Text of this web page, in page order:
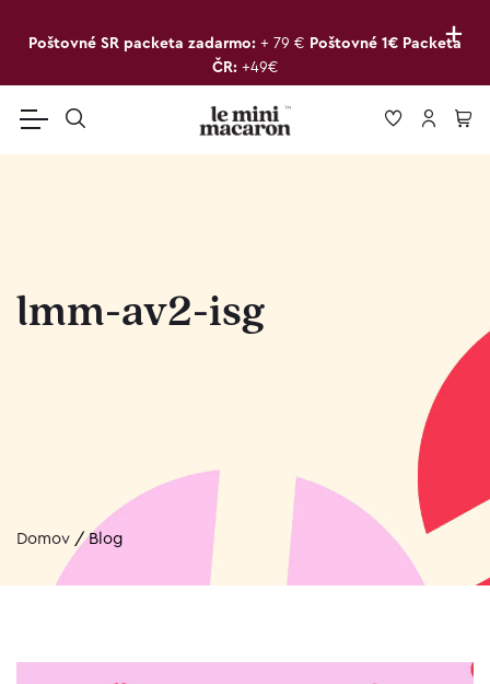
+
Poštovné SR packeta zadarmo: + 79 € Poštovné 1€ Packeta
ČR: +49€
lmm-av2-isg
Domov /Blog